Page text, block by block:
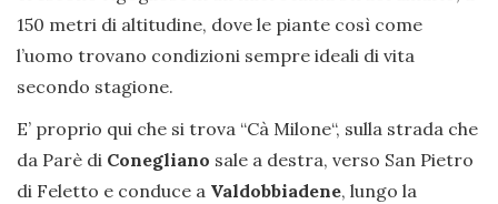
150 metri di altitudine, dove le piante così come
l’uomo trovano condizioni sempre ideali di vita
secondo stagione.
E’ proprio qui che si trova “Cà Milone“, sulla strada che
da Parè di Conegliano sale a destra, verso San Pietro
di Feletto e conduce a Valdobbiadene, lungo la